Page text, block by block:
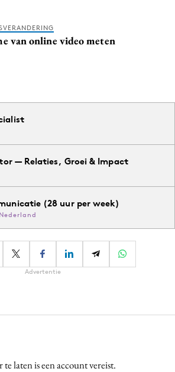
van online video meten
— Relaties, Groei & Impact
(28 uur per week)
Advertentie
laten is een account vereist.